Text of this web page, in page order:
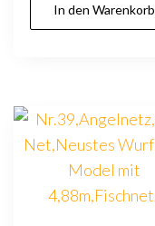
In den Warenkorb